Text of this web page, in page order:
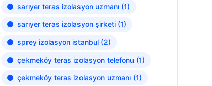
sarıyer teras izolasyon uzmanı(1)
sarıyer teras izolasyon şirketi(1)
sprey izolasyon istanbul(2)
çekmeköy teras izolasyon telefonu(1)
çekmeköy teras izolasyon uzmanı(1)